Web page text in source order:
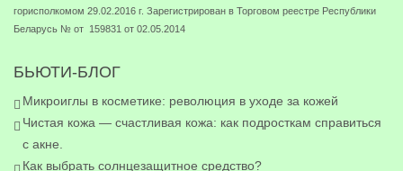
горисполкомом 29.02.2016 г. Зарегистрирован в Торговом реестре Республики
Беларусь № от 159831 от 02.05.2014
БЬЮТИ-БЛОГ
Микроиглы в косметике: революция в уходе за кожей
Чистая кожа — счастливая кожа: как подросткам справиться
с акне.
Как выбрать солнцезащитное средство?